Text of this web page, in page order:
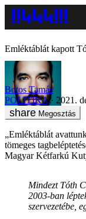
Emléktáblát kapott
Botos Tamás
POLITIKA
2021.
Megosztás
„Emléktáblát
tömeges
Magyar Kétfarkú
Mindezt Tóth
2003-ban
szervezetébe,